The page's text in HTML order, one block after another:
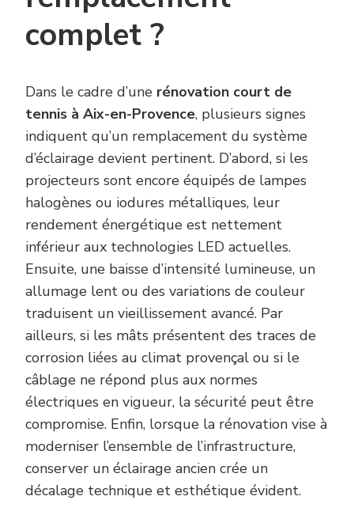
complet ?
Dans le cadre d’une rénovation court de
tennis à Aix-en-Provence, plusieurs signes
indiquent qu’un remplacement du système
d’éclairage devient pertinent. D’abord, si les
projecteurs sont encore équipés de lampes
halogènes ou iodures métalliques, leur
rendement énergétique est nettement
inférieur aux technologies LED actuelles.
Ensuite, une baisse d’intensité lumineuse, un
allumage lent ou des variations de couleur
traduisent un vieillissement avancé. Par
ailleurs, si les mâts présentent des traces de
corrosion liées au climat provençal ou si le
câblage ne répond plus aux normes
électriques en vigueur, la sécurité peut être
compromise. Enfin, lorsque la rénovation vise à
moderniser l’ensemble de l’infrastructure,
conserver un éclairage ancien crée un
décalage technique et esthétique évident.